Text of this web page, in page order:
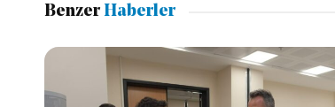
BenzerHaberler